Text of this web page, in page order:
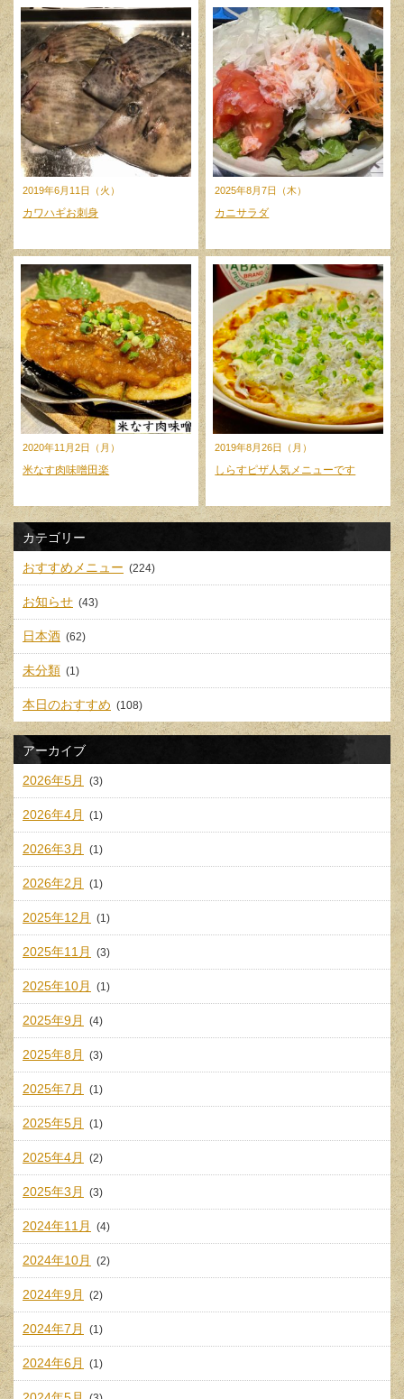
2019年6月11日（火）
カワハギお刺身
2025年8月7日（木）
カニサラダ
2020年11月2日（月）
米なす肉味噌田楽
2019年8月26日（月）
しらすピザ人気メニューです
カテゴリー
おすすめメニュー (224)
お知らせ (43)
日本酒 (62)
未分類 (1)
本日のおすすめ (108)
アーカイブ
2026年5月 (3)
2026年4月 (1)
2026年3月 (1)
2026年2月 (1)
2025年12月 (1)
2025年11月 (3)
2025年10月 (1)
2025年9月 (4)
2025年8月 (3)
2025年7月 (1)
2025年5月 (1)
2025年4月 (2)
2025年3月 (3)
2024年11月 (4)
2024年10月 (2)
2024年9月 (2)
2024年7月 (1)
2024年6月 (1)